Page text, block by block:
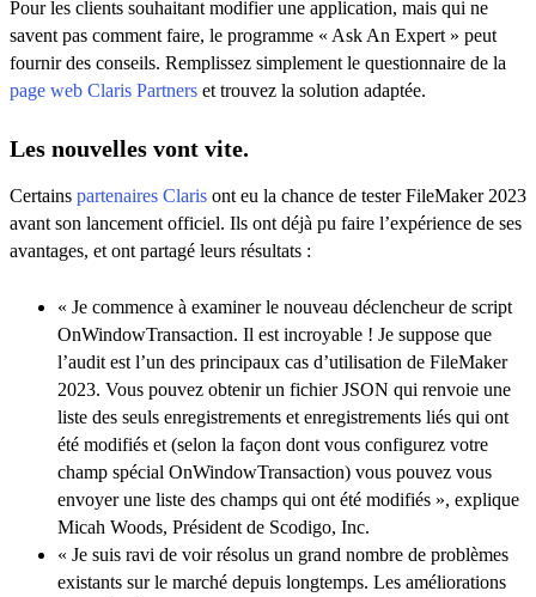
Pour les clients souhaitant modifier une application, mais qui ne
savent pas comment faire, le programme « Ask An Expert » peut
fournir des conseils. Remplissez simplement le questionnaire de la
page web Claris Partners et trouvez la solution adaptée.
Les nouvelles vont vite.
Certains partenaires Claris ont eu la chance de tester FileMaker 2023
avant son lancement officiel. Ils ont déjà pu faire l’expérience de ses
avantages, et ont partagé leurs résultats :
« Je commence à examiner le nouveau déclencheur de script
OnWindowTransaction. Il est incroyable ! Je suppose que
l’audit est l’un des principaux cas d’utilisation de FileMaker
2023. Vous pouvez obtenir un fichier JSON qui renvoie une
liste des seuls enregistrements et enregistrements liés qui ont
été modifiés et (selon la façon dont vous configurez votre
champ spécial OnWindowTransaction) vous pouvez vous
envoyer une liste des champs qui ont été modifiés », explique
Micah Woods, Président de Scodigo, Inc.
« Je suis ravi de voir résolus un grand nombre de problèmes
existants sur le marché depuis longtemps. Les améliorations